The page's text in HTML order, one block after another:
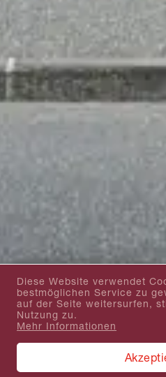
Diese Website verwendet
bestmöglichen Service zu
auf der Seite weitersurfen,
Nutzung zu.
Mehr Informationen